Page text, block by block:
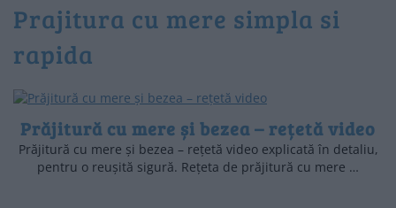
prajitura cu mere simpla si
rapida
Prăjitură cu mere și bezea – rețetă video
Prăjitură cu mere și bezea – rețetă video explicată în detaliu,
pentru o reușită sigură. Rețeta de prăjitură cu mere …